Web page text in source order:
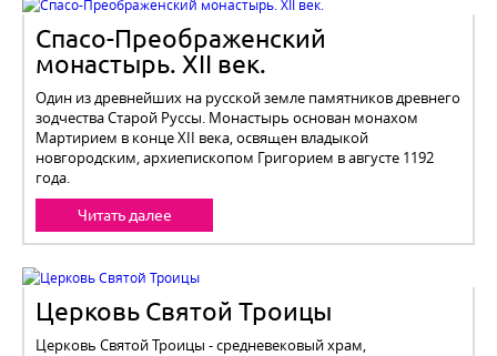
Спасо-Преображенский
монастырь. ХII век.
Один из древнейших на русской земле памятников древнего
зодчества Старой Руссы. Монастырь основан монахом
Мартирием в конце ХII века‚ освящен владыкой
новгородским, архиепископом Григорием в августе 1192
года.
Читать далее
Церковь Святой Троицы
Церковь Святой Троицы - средневековый храм,